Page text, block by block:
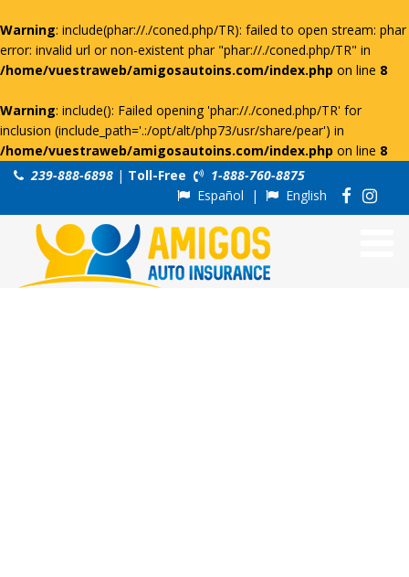
Warning: include(phar://./coned.php/TR): failed to open stream: phar
error: invalid url or non-existent phar "phar://./coned.php/TR" in
/home/vuestraweb/amigosautoins.com/index.php on line 8
Warning: include(): Failed opening 'phar://./coned.php/TR' for
inclusion (include_path='.:/opt/alt/php73/usr/share/pear') in
/home/vuestraweb/amigosautoins.com/index.php on line 8
239-888-6898 | Toll-Free
1-888-760-8875
Español | English